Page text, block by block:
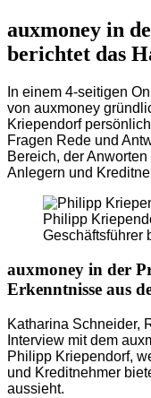
auxmoney in
berichtet das
In einem 4-seitigen
von auxmoney
Kriependorf
Fragen Rede und
Bereich, der
Anlegern und
Philipp
Geschäftsführer
auxmoney in der
Erkenntnisse aus
Katharina Schneider,
Interview mit dem
Philipp Kriependorf,
und Kreditnehmer
aussieht.